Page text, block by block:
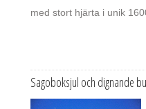
med stort hjärta i unik
Sagoboksjul och dignande